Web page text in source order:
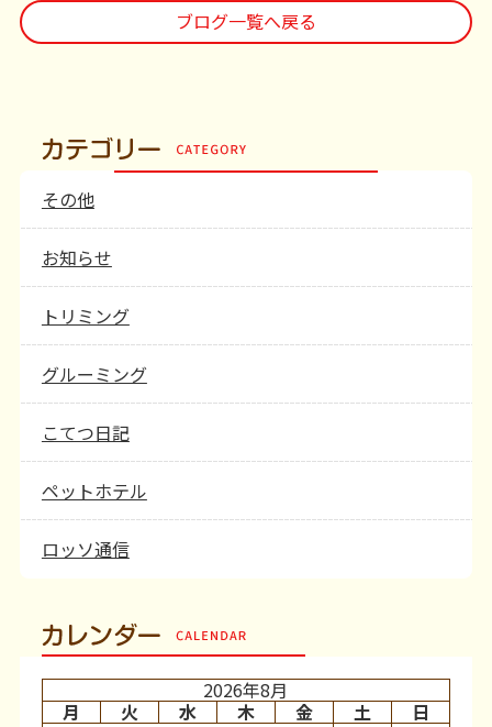
ブログ一覧へ戻る
その他
お知らせ
トリミング
グルーミング
こてつ日記
ペットホテル
ロッソ通信
カレンダー
2026年8月
月
火 水 木 金 土 日